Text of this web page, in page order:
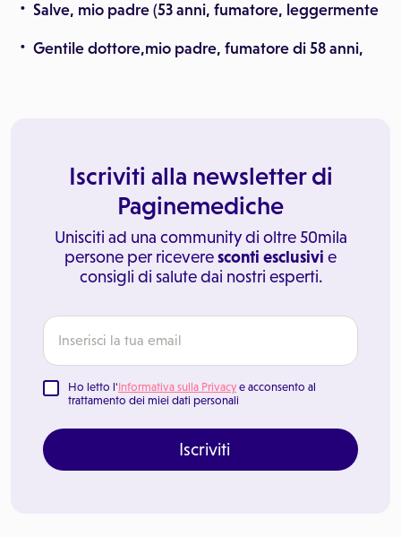
Salve, mio padre (53 anni, fumatore, leggermente
Gentile dottore,mio padre, fumatore di 58 anni,
Iscriviti alla newsletter di
Paginemediche
Unisciti ad una community di oltre 50mila
persone per riceveresconti esclusivi e
consigli di salute dai nostri esperti.
Ho letto l'Informativa sulla Privacy e acconsento al
trattamento dei miei dati personali
Iscriviti